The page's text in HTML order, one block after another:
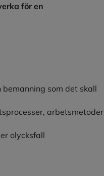
för en
som det skall
arbetsmetoder
olycksfall